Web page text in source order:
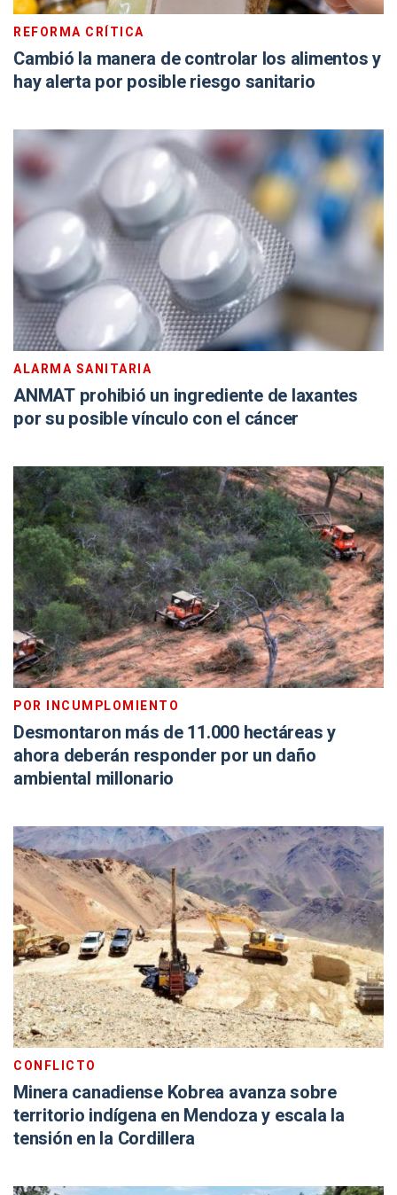
REFORMA CRÍTICA
Cambió la manera de controlar los alimentos y
hay alerta por posible riesgo sanitario
ALARMA SANITARIA
ANMAT prohibió un ingrediente de laxantes
por su posible vínculo con el cáncer
POR INCUMPLOMIENTO
Desmontaron más de 11.000 hectáreas y
ahora deberán responder por un daño
ambiental millonario
CONFLICTO
Minera canadiense Kobrea avanza sobre
territorio indígena en Mendoza y escala la
tensión en la Cordillera